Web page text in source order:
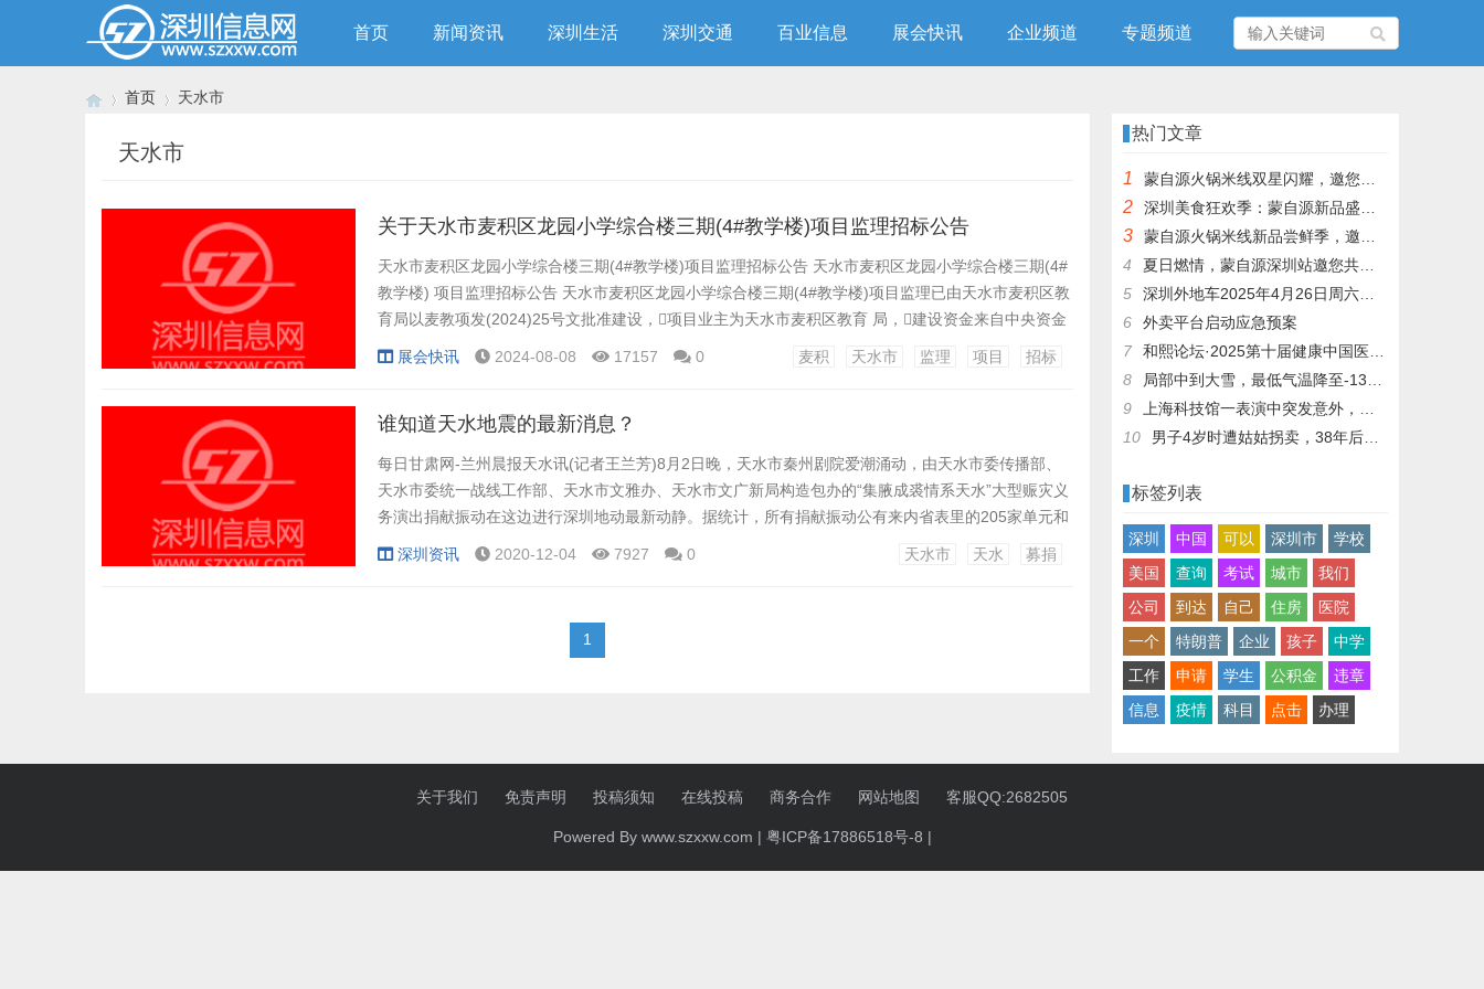
首页 新闻资讯 深圳生活 深圳交通 百业信息 展会快讯 企业频道 专题频道
首页 天水市
天水市
关于天水市麦积区龙园小学综合楼三期(4#教学楼)项目监理招标公告
天水市麦积区龙园小学综合楼三期(4#教学楼)项目监理招标公告 天水市麦积区龙园小学综合楼三期(4#
教学楼) 项目监理招标公告 天水市麦积区龙园小学综合楼三期(4#教学楼)项目监理已由天水市麦积区教
育局以麦教项发(2024)25号文批准建设，项目业主为天水市麦积区教育 局，建设资金来自中央资金
及自筹，出资比例为100%，项目已具备招标条件，现对该项目监理进行公开招标，择优选定承包
展会快讯 2024-08-08 17157 0 麦积 天水市 监理 项目 招标
谁知道天水地震的最新消息？
每日甘肃网-兰州晨报天水讯(记者王兰芳)8月2日晚，天水市秦州剧院爱潮涌动，由天水市委传播部、
天水市委统一战线工作部、天水市文雅办、天水市文广新局构造包办的“集腋成裘情系天水”大型赈灾义
务演出捐献振动在这边进行深圳地动最新动静。据统计，所有捐献振动公有来内省表里的205家单元和
部分捐钱捐物合计1917.9295万元。 本年入汛此后，天水市各县区贯串蒙受了4次暴洪灾祸深圳地
深圳资讯 2020-12-04 7927 0 天水市 天水 募捐
1
热门文章
1 蒙自源火锅米线双星闪耀，邀您共享辣爽夏日盛宴！
2 深圳美食狂欢季：蒙自源新品盛宴邀您品尝
3
蒙自源火锅米线新品尝鲜季，邀您共享味蕾盛宴！
4
夏日燃情，蒙自源深圳站邀您共赴美食盛宴！
5
深圳外地车2025年4月26日周六限行吗
6
外卖平台启动应急预案
7
和熙论坛·2025第十届健康中国医药连锁发展论坛在泰州举办
8
局部中到大雪，最低气温降至-13℃，济南今冬的第一场雪，或跟去年同一时间！
9
上海科技馆一表演中突发意外，机器人从高处坠落摔毁
10
男子4岁时遭姑姑拐卖，38年后终回家认亲！聋哑父母苦寻多年，母亲已抱憾离世丨红星寻人
标签列表
深圳 中国 可以 深圳市
学校
美国
查询 考试 城市
我们
公司
到达 自己 住房
医院
一个
特朗普 企业 孩子
中学
工作
申请 学生 公积金
违章
信息
疫情 科目 点击 办理
关于我们 免责声明 投稿须知 在线投稿 商务合作 网站地图 客服QQ:2682505
Powered By www.szxxw.com | 粤ICP备17886518号-8 |